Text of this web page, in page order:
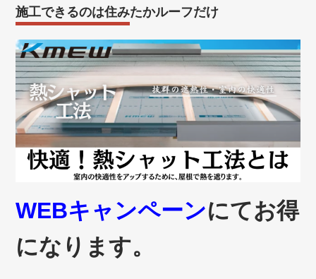
施工できるのは住みたかルーフだけ
WEBキャンペーンにてお得
になります。